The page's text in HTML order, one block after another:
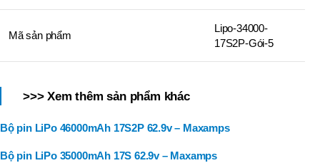
Mã sản phẩm
Lipo-34000-
17S2P-Gói-5
>>> Xem thêm sản phẩm khác
Bộ pin LiPo 46000mAh 17S2P 62.9v – Maxamps
Bộ pin LiPo 35000mAh 17S 62.9v – Maxamps